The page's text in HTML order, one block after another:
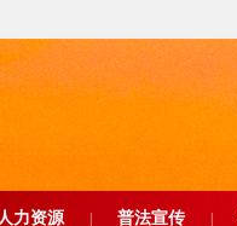
力资源 普法宣传